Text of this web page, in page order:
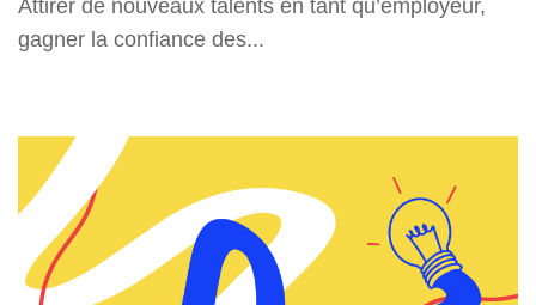
Attirer de nouveaux talents en tant qu’employeur,
gagner la confiance des...